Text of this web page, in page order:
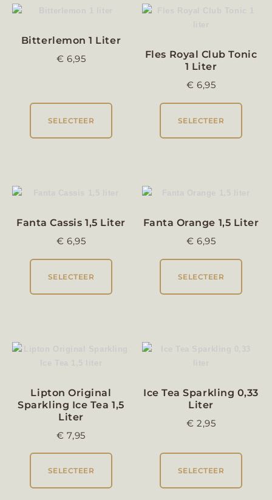
Bitterlemon 1 Liter
€ 6,95
SELECTEER
Fles Royal Club Tonic
1 Liter
€ 6,95
SELECTEER
Fanta Cassis 1,5 Liter
€ 6,95
SELECTEER
Fanta Orange 1,5 Liter
€ 6,95
SELECTEER
Lipton Original
Sparkling Ice Tea 1,5
Liter
€ 7,95
SELECTEER
Ice Tea Sparkling 0,33
Liter
€ 2,95
SELECTEER